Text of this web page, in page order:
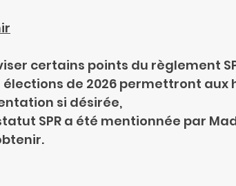
réviser certains points du règlement
les élections de 2026 permettront
si désirée,
du statut SPR a été mentionnée par